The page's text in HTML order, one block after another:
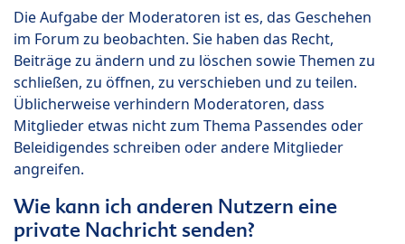
Die Aufgabe der Moderatoren ist es, das Geschehen
im Forum zu beobachten. Sie haben das Recht,
Beiträge zu ändern und zu löschen sowie Themen zu
schließen, zu öffnen, zu verschieben und zu teilen.
Üblicherweise verhindern Moderatoren, dass
Mitglieder etwas nicht zum Thema Passendes oder
Beleidigendes schreiben oder andere Mitglieder
angreifen.
Wie kann ich anderen Nutzern eine
private Nachricht senden?